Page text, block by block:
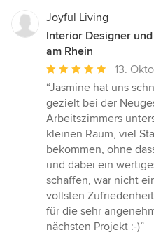
Joyful Living
Interior Designer
am Rhein
Durchschnittliche
Bewertung:
5
von
5
Sternen
13.
“Jasmine hat uns
gezielt bei der
Arbeitszimmers
kleinen Raum, viel
bekommen, ohne
und dabei ein
schaffen, war nicht
vollsten
für die sehr
nächsten Projekt :-)”